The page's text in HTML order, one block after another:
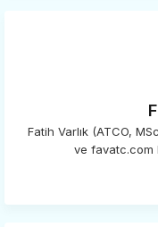
Fatih Varlık (ATCO,
ve favatc.com